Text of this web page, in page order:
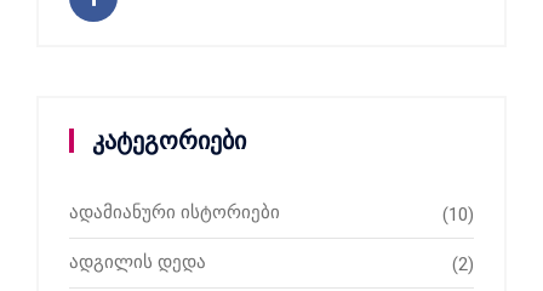
კატეგორიები
ადამიანური ისტორიები (10)
ადგილის დედა (2)